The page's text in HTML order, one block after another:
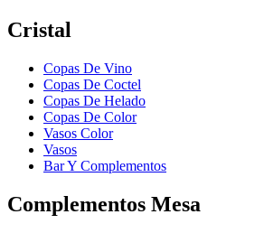
Cristal
Copas De Vino
Copas De Coctel
Copas De Helado
Copas De Color
Vasos Color
Vasos
Bar Y Complementos
Complementos Mesa